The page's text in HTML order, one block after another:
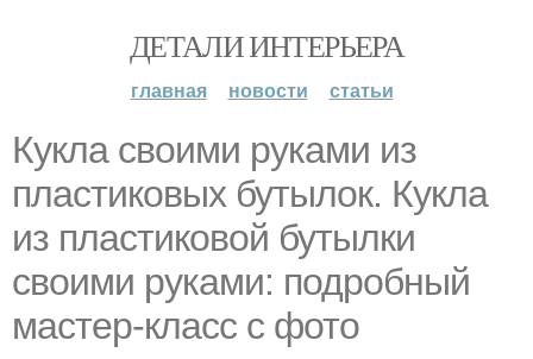
ДЕТАЛИ ИНТЕРЬЕРА
главная новости статьи
Кукла своими руками из
пластиковых бутылок. Кукла
из пластиковой бутылки
своими руками: подробный
мастер-класс с фото